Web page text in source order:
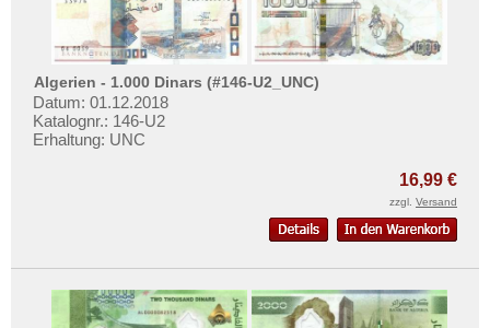
Ostafrika
Portugiesisch Guinea
Rhodesien
Rhodesien & Nyasaland
Ruanda
Senegal
Seychellen
Impressum
Algerien - 1.000 Dinars (#146-U2_UNC)
Datum: 01.12.2018
Katalognr.: 146-U2
Erhaltung: UNC
16,99 €
zzgl. Versand